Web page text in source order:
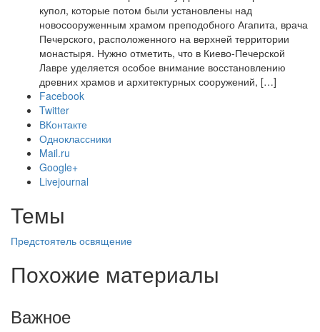
купол, которые потом были установлены над
новосооруженным храмом преподобного Агапита, врача
Печерского, расположенного на верхней территории
монастыря. Нужно отметить, что в Киево-Печерской
Лавре уделяется особое внимание восстановлению
древних храмов и архитектурных сооружений, […]
Facebook
Twitter
ВКонтакте
Одноклассники
Mail.ru
Google+
Livejournal
Темы
Предстоятель освящение
Похожие материалы
Важное